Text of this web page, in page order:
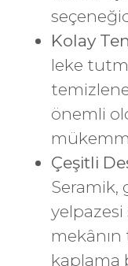
Kolay
leke
önemli
Çeşitli
Seramik,
yelpazesi
kaplama